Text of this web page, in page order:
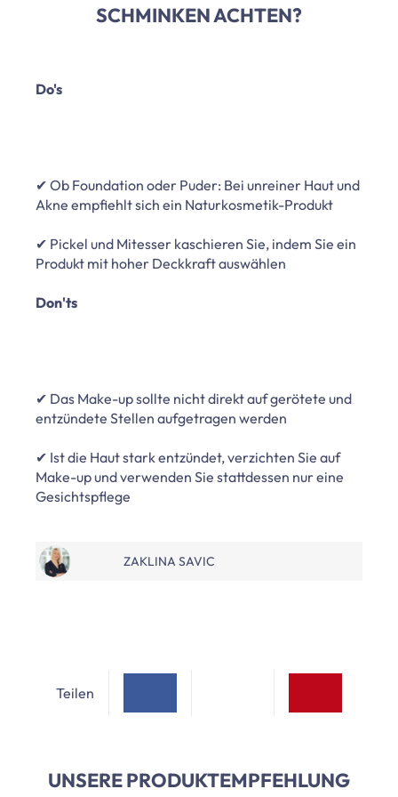
SCHMINKEN ACHTEN?
Do's
✔ Ob Foundation oder Puder: Bei unreiner Haut und
Akne empfiehlt sich ein Naturkosmetik-Produkt
✔ Pickel und Mitesser kaschieren Sie, indem Sie ein
Produkt mit hoher Deckkraft auswählen
Don'ts
✔ Das Make-up sollte nicht direkt auf gerötete und
entzündete Stellen aufgetragen werden
✔ Ist die Haut stark entzündet, verzichten Sie auf
Make-up und verwenden Sie stattdessen nur eine
Gesichtspflege
ZAKLINA SAVIC
Teilen
UNSERE PRODUKTEMPFEHLUNG